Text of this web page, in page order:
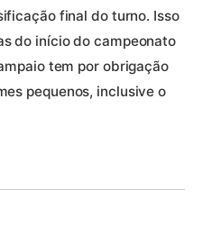
final do turno. Isso
do início do campeonato
tem por obrigação
pequenos, inclusive o